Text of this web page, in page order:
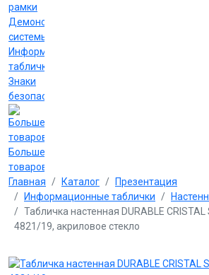
рамки
Демонстрационные
системы
Информационные
таблички
Знаки
безопасности
Больше
товаров
Главная Каталог
Презентация
Информационные таблички
Табличка настенная DURABLE
4821/19, акриловое стекло